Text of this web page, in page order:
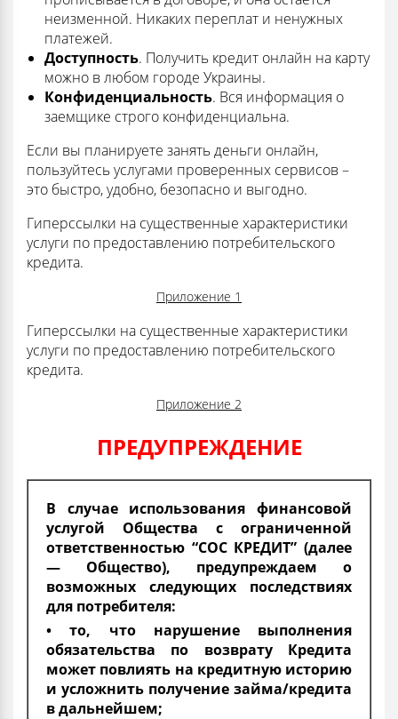
неизменной. Никаких переплат и ненужных
платежей.
Доступность. Получить кредит онлайн на карту
можно в любом городе Украины.
Конфиденциальность. Вся информация о
заемщике строго конфиденциальна.
Если вы планируете занять деньги онлайн,
пользуйтесь услугами проверенных сервисов –
это быстро, удобно, безопасно и выгодно.
Гиперссылки на существенные характеристики
услуги по предоставлению потребительского
кредита.
Приложение 1
Гиперссылки на существенные характеристики
услуги по предоставлению потребительского
кредита.
Приложение 2
ПРЕДУПРЕЖДЕНИЕ
В случае использования финансовой
услугой Общества с ограниченной
ответственностью “СОС КРЕДИТ” (далее
— Общество), предупреждаем о
возможных следующих последствиях
для потребителя:
• то, что нарушение выполнения
обязательства по возврату Кредита
может повлиять на кредитную историю
и усложнить получение займа/кредита
в дальнейшем;